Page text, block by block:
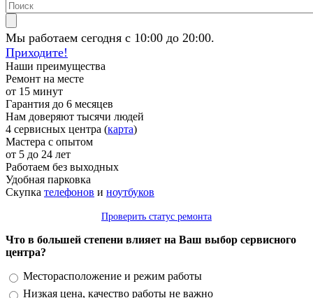
Мы работаем сегодня с 10:00 до 20:00.
Приходите!
Наши преимущества
Ремонт на месте
от 15 минут
Гарантия до 6 месяцев
Нам доверяют тысячи людей
4 сервисных центра (карта)
Мастера с опытом
от 5 до 24 лет
Работаем без выходных
Удобная парковка
Скупка телефонов и ноутбуков
Проверить статус ремонта
Что в большей степени влияет на Ваш выбор сервисного
центра?
Варианты
Месторасположение и режим работы
Низкая цена, качество работы не важно